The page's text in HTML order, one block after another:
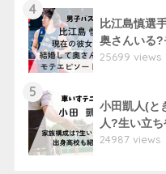
4
比江島慎選
奥さんいる
25699 views
5
小田凱人(と
人?生い立
24987 views